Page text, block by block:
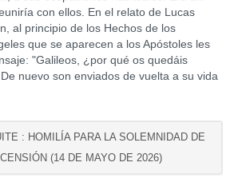
con ellos. En el relato de Lucas
al principio de los Hechos de los
que se aparecen a los Apóstoles les
"Galileos, ¿por qué os quedáis
nuevo son enviados de vuelta a su vida
: HOMILÍA PARA LA SOLEMNIDAD DE
(14 DE MAYO DE 2026)